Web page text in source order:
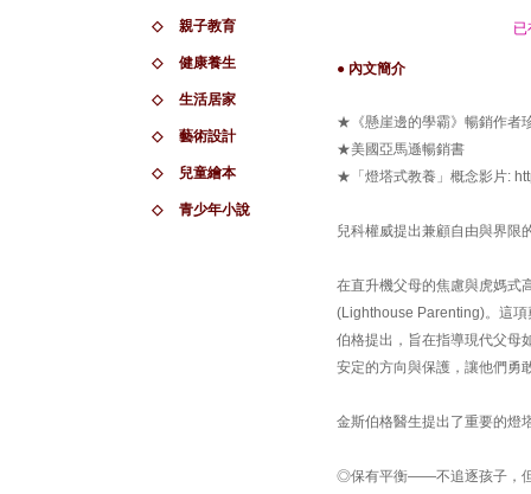
◇ 親子教育
◇ 健康養生
◇ 生活居家
◇ 藝術設計
◇ 兒童繪本
◇ 青少年小說
● 內文簡介
★《懸崖邊的學霸》暢銷作者
★美國亞馬遜暢銷書
★「燈塔式教養」概念影片:
兒科權威提出兼顧自由與界限
在直升機父母的焦慮與虎媽式
(Lighthouse Parenting)。這
伯格提出，旨在指導現代父母
安定的方向與保護，讓他們勇
金斯伯格醫生提出了重要的燈
◎保有平衡——不追逐孩子，